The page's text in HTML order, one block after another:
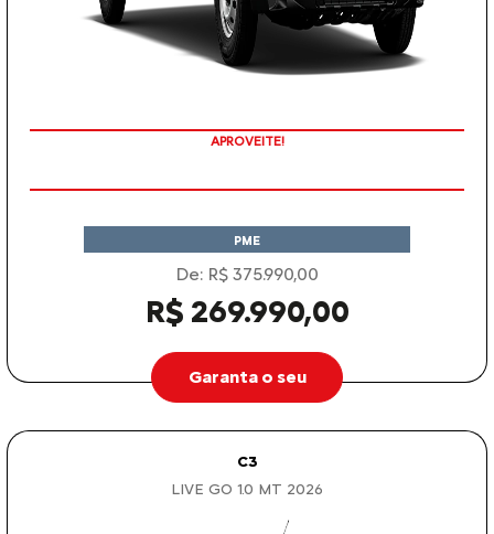
TAXA ZERO
PME
De: R$ 375.990,00
R$ 269.990,00
Garanta o seu
C3
LIVE GO 1.0 MT 2026